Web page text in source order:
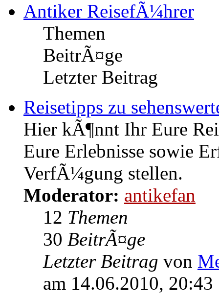
Antiker ReisefÃ¼hrer
Themen
BeitrÃ¤ge
Letzter Beitrag
Reisetipps zu
Hier kÃ¶nnt Ihr Eure
Eure Erlebnisse sowie
VerfÃ¼gung stellen.
Moderator: antikefan
12 Themen
30 BeitrÃ¤ge
Letzter Beitrag von
am 14.06.2010, 20:43